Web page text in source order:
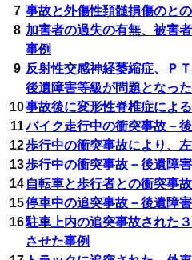
7 事故と外傷性頚髄損傷のと
8 加害者の過失の有無、被害
事例
9 反射性交感神経萎縮症、Ｐ
後遺障害等級が問題となっ
10事故後に変形性脊椎症によ
11バイク走行中の衝突事故－
12歩行中の衝突事故により、
13歩行中の衝突事故－後遺障
14 自転車と歩行者との衝突事
15停車中の追突事故－後遺障
16駐車上内の追突事故された
させた事例